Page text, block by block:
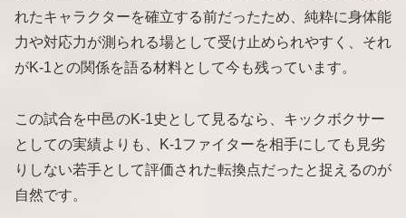
れたキャラクターを確立する前だったため、純粋に身体能
力や対応力が測られる場として受け止められやすく、それ
がK-1との関係を語る材料として今も残っています。
この試合を中邑のK-1史として見るなら、キックボクサー
としての実績よりも、K-1ファイターを相手にしても見劣
りしない若手として評価された転換点だったと捉えるのが
自然です。